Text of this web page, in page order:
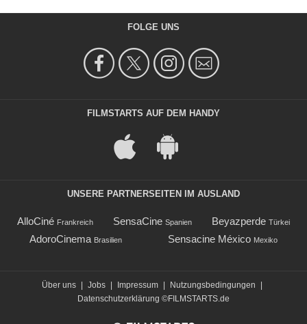
FOLGE UNS
FILMSTARTS AUF DEM HANDY
UNSERE PARTNERSEITEN IM AUSLAND
AlloCiné Frankreich SensaCine Spanien Beyazperde Türkei
AdoroCinema Brasilien Sensacine México Mexiko
Über uns Jobs Impressum Nutzungsbedingungen
Datenschutzerklärung ©FILMSTARTS.de